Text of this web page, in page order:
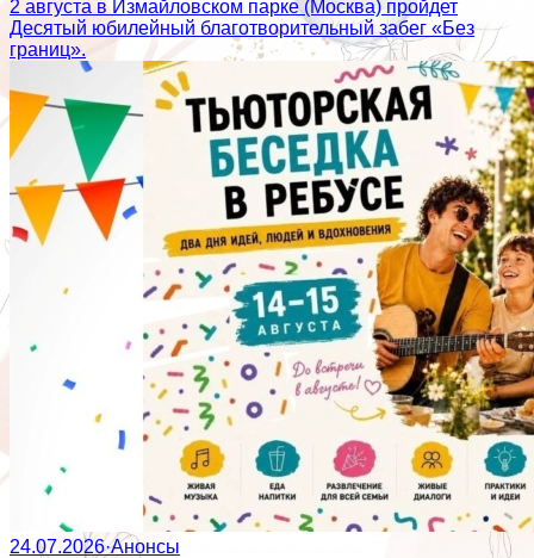
2 августа в Измайловском парке (Москва) пройдет
Десятый юбилейный благотворительный забег «Без
границ».
24.07.2026·Анонсы